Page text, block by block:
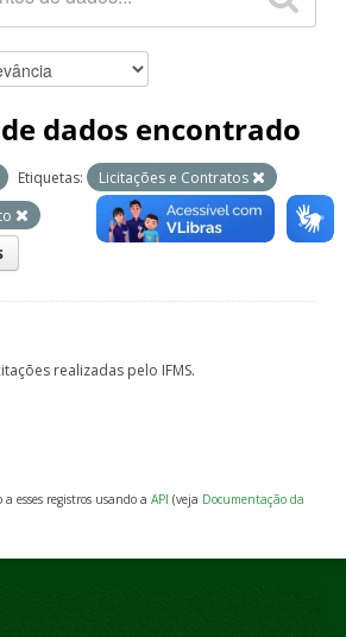
dados encontrado
Etiquetas:
Licitações e Contratos
realizadas pelo IFMS.
a esses registros usando a API (veja Documentação da